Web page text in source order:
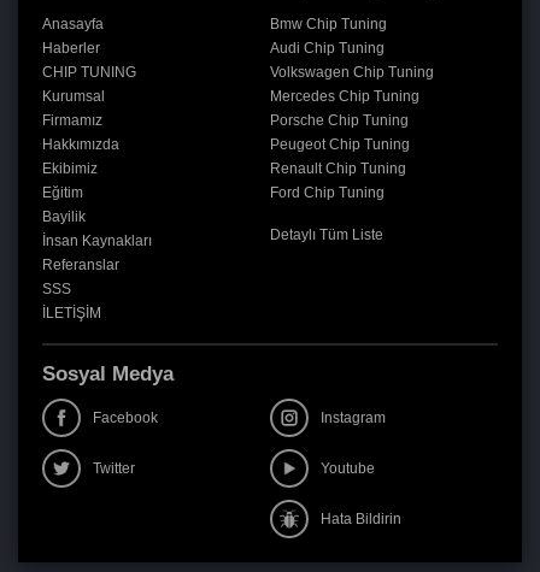
Anasayfa
Haberler
CHIP TUNING
Kurumsal
Firmamız
Hakkımızda
Ekibimiz
Eğitim
Bayilik
İnsan Kaynakları
Referanslar
SSS
İLETİŞİM
Bmw Chip Tuning
Audi Chip Tuning
Volkswagen Chip Tuning
Mercedes Chip Tuning
Porsche Chip Tuning
Peugeot Chip Tuning
Renault Chip Tuning
Ford Chip Tuning
Detaylı Tüm Liste
Sosyal Medya
Facebook Instagram
Twitter Youtube
Hata Bildirin